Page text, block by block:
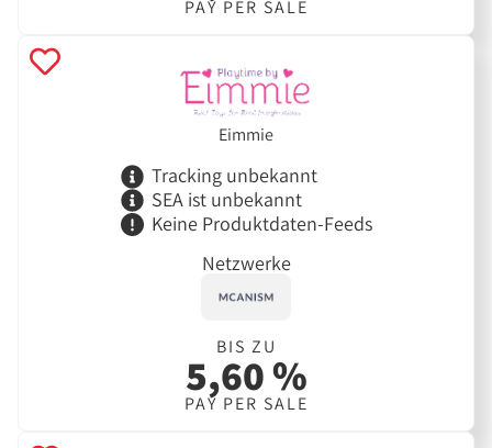
PAY PER SALE
Eimmie
Tracking unbekannt
SEA ist unbekannt
Keine Produktdaten-Feeds
Netzwerke
BIS ZU
5,60 %
PAY PER SALE